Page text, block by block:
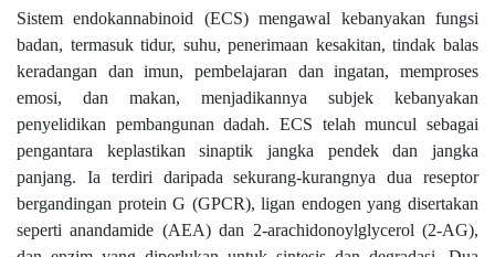
Sistem endokannabinoid (ECS) mengawal kebanyakan fungsi
badan, termasuk tidur, suhu, penerimaan kesakitan, tindak balas
keradangan dan imun, pembelajaran dan ingatan, memproses
emosi, dan makan, menjadikannya subjek kebanyakan
penyelidikan pembangunan dadah. ECS telah muncul sebagai
pengantara keplastikan sinaptik jangka pendek dan jangka
panjang. Ia terdiri daripada sekurang-kurangnya dua reseptor
bergandingan protein G (GPCR), ligan endogen yang disertakan
seperti anandamide (AEA) dan 2-arachidonoylglycerol (2-AG),